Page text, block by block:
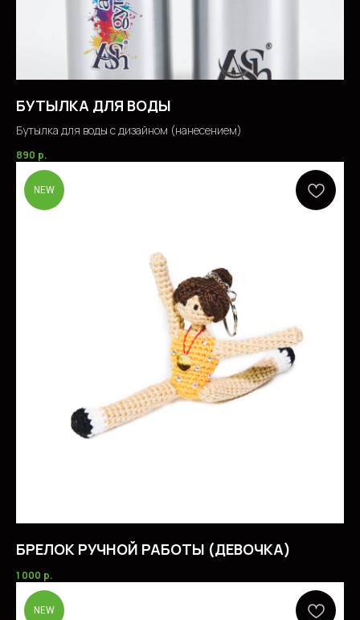
БУТЫЛКА ДЛЯ ВОДЫ
Бутылка для воды с дизайном (нанесением)
890 р.
NEW
БРЕЛОК РУЧНОЙ РАБОТЫ (ДЕВОЧКА)
1 000 р.
NEW